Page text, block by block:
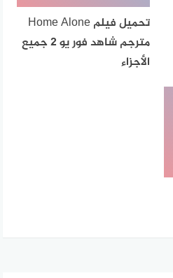
تحميل فيلم Home Alone
مترجم شاهد فور يو 2 جميع
الأجزاء